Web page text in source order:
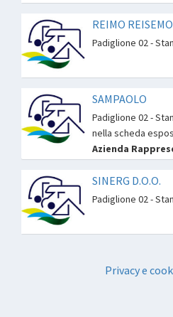
REIMO
Padiglione 02 -
SAMPAOLO
Padiglione 02 -
nella scheda
Azienda
SINERG D.O.O.
Padiglione 02 -
Privacy e